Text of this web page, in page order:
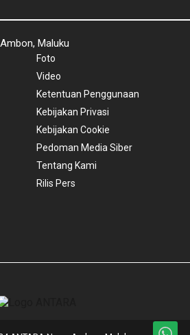
Maluku
Foto
Video
Ketentuan Penggunaan
Kebijakan Privasi
Kebijakan Cookie
Pedoman Media Siber
Tentang Kami
Rilis Pers